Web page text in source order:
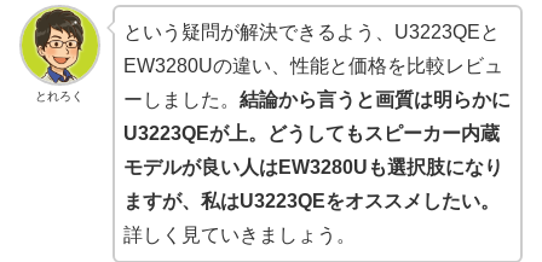
とれろく
という疑問が解決できるよう、U3223QEと
EW3280Uの違い、性能と価格を比較レビュ
ーしました。 結論から言うと画質は明らかに
U3223QEが上。どうしてもスピーカー内蔵
モデルが良い人はEW3280Uも選択肢になり
ますが、私はU3223QEをオススメしたい。
詳しく見ていきましょう。